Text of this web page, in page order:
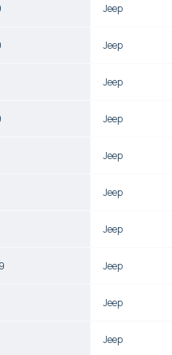
Jeep
Jeep
Jeep
Jeep
Jeep
Jeep
Jeep
Jeep
Jeep
Jeep